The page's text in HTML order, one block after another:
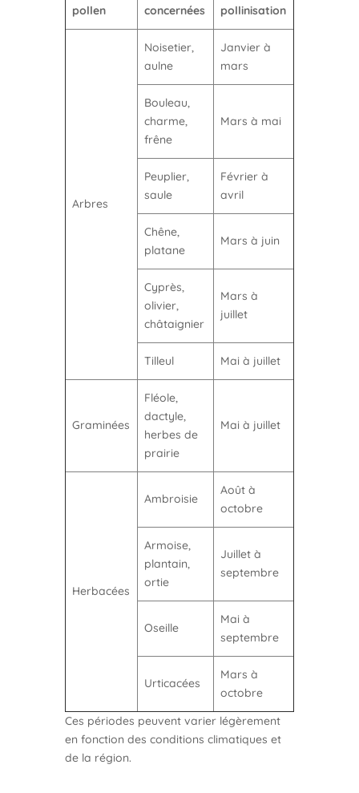
pollen
concernées
pollinisation
Arbres
Noisetier,
aulne
Janvier à
mars
Bouleau,
charme,
frêne
Mars à mai
Peuplier,
saule
Février à
avril
Chêne,
platane
Mars à juin
Cyprès,
olivier,
châtaignier
Mars à
juillet
Tilleul Mai à juillet
Graminées
Fléole,
dactyle,
herbes de
prairie
Mai à juillet
Herbacées
Ambroisie
Août à
octobre
Armoise,
plantain,
ortie
Juillet à
septembre
Oseille
Mai à
septembre
Urticacées
Mars à
octobre
Ces périodes peuvent varier légèrement
en fonction des conditions climatiques et
de la région.